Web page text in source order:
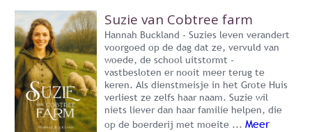
Suzie van Cobtree farm
Hannah Buckland - Suzies leven verandert
voorgoed op de dag dat ze, vervuld van
woede, de school uitstormt -
vastbesloten er nooit meer terug te
keren. Als dienstmeisje in het Grote Huis
verliest ze zelfs haar naam. Suzie wil
niets liever dan haar familie helpen, die
op de boerderij met moeite ... Meer